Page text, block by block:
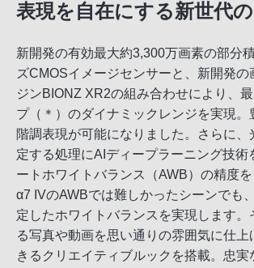
表現を自在にする新世代
新開発の有効最大約3,300万画素の部分
ズCMOSイメージセンサーと、新開発の
ジンBIONZ XR2の組み合わせにより、
プ（＊）のダイナミックレンジを実現。
階調表現が可能になりました。さらに、
定する処理にAIディープラーニング技術
ートホワイトバランス（AWB）の精度を
α7 IVのAWBでは難しかったシーンでも
定したホワイトバランスを実現します。
る写真や動画を思い通りの雰囲気に仕上
きるクリエイティブルックを搭載。忠実